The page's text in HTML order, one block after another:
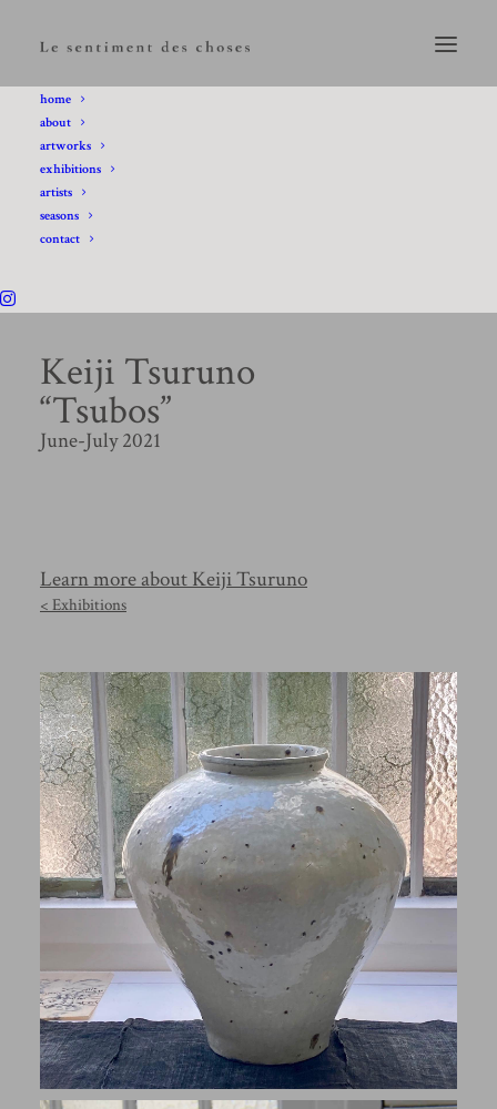
home
about
artworks
exhibitions
artists
seasons
contact
Keiji Tsuruno
“Tsubos”
June-July 2021
Learn more about Keiji Tsuruno
< Exhibitions